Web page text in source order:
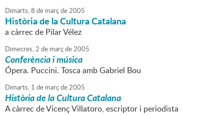
Dimarts,8 de marçde2005
Història de la Cultura Catalana
a càrrec de Pilar Vélez
Dimecres,2 de marçde2005
Conferència i música
Ópera. Puccini. Tosca amb Gabriel Bou
Dimarts, 1 de marçde2005
Història de la Cultura Catalana
A càrrec de Vicenç Villatoro, escriptor i periodista